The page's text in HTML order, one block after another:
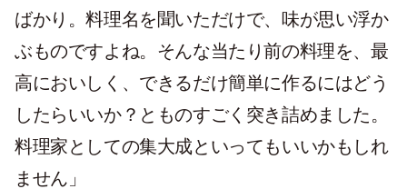
ばかり。料理名を聞いただけで、味が思い浮か
ぶものですよね。そんな当たり前の料理を、最
高においしく、できるだけ簡単に作るにはどう
したらいいか？とものすごく突き詰めました。
料理家としての集大成といってもいいかもしれ
ません」